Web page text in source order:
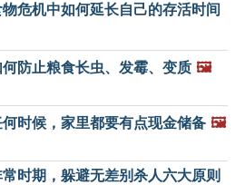
危机中如何延长自己的存活时间
防止粮食长虫、发霉、变质 🖼️
时候，家里都要有点现金储备 🖼️
时期，躲避无差别杀人六大原则